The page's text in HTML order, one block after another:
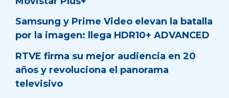
Samsung y Prime Video elevan la batalla
por la imagen: llega HDR10+ ADVANCED
RTVE firma su mejor audiencia en 20
años y revoluciona el panorama
televisivo